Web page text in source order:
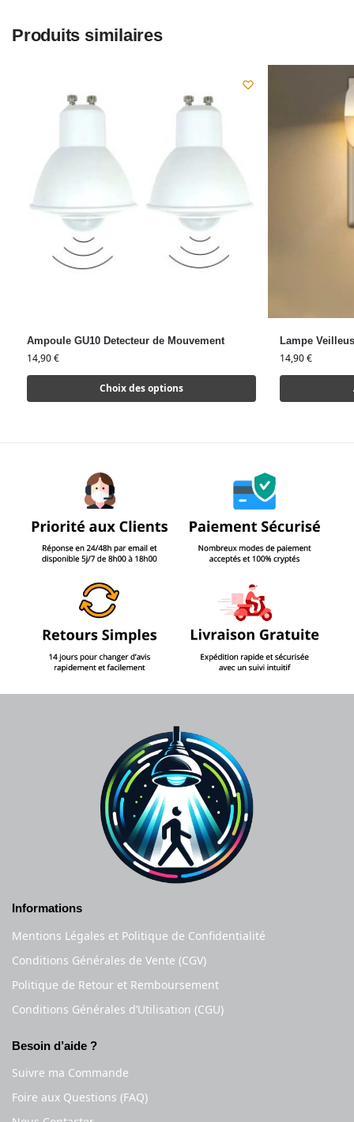
Produits similaires
Ampoule GU10 Detecteur de Mouvement
14,90€
Choix des options
Lampe
14,90€
Informations
Mentions Légales et Politique de Confidentialité
Conditions Générales de Vente (CGV)
Politique de Retour et Remboursement
Conditions Générales d’Utilisation (CGU)
Besoin d’aide ?
Suivre ma Commande
Foire aux Questions (FAQ)